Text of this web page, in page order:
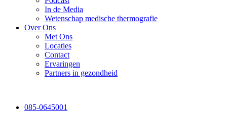
In de Media
Wetenschap medische thermografie
Over Ons
Met Ons
Locaties
Contact
Ervaringen
Partners in gezondheid
085-0645001